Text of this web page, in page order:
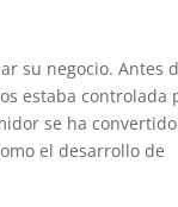
su negocio. Antes
estaba controlada
se ha
el desarrollo de